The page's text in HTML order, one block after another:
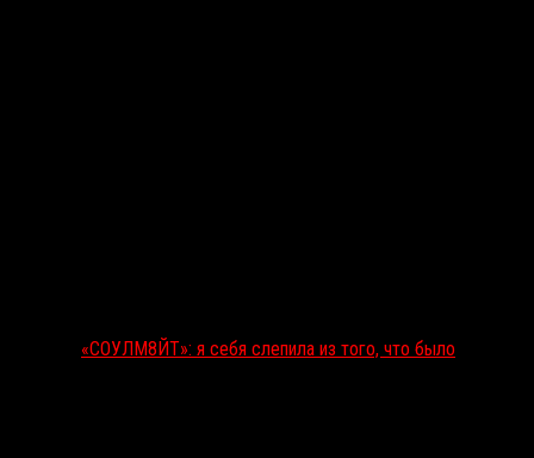
«СОУЛМ8ЙТ»: я себя слепила из того, что было